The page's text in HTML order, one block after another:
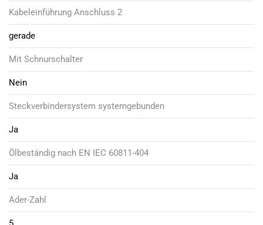
Kabeleinführung Anschluss 2
gerade
Mit Schnurschalter
Nein
Steckverbindersystem systemgebunden
Ja
Ölbeständig nach EN IEC 60811-404
Ja
Ader-Zahl